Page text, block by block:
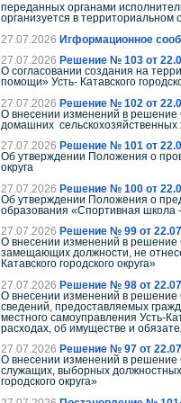
переданных органами
организуется в территориальном
27.07.2026 Игформационное
27.07.2026 Решение № 103 от
О согласовании создания на
помощи» Усть- Катавского
27.07.2026 Решение № 102 от
О внесении изменений в решение
домашних сельскохозяйственных
27.07.2026 Решение № 101 от
Об утверждении Положения о
округа
27.07.2026 Решение № 100 от
Об утверждении Положения о
образования «Спортивная школа
27.07.2026 Решение № 99 от
О внесении изменений в решение
замещающих должности, не
Катавского городского округа»
27.07.2026 Решение № 98 от
О внесении изменений в решение
сведений, предоставляемых
местного самоуправления Усть-
расходах, об имуществе и
27.07.2026 Решение № 97 от
О внесении изменений в решение
служащих, выборных
городского округа»